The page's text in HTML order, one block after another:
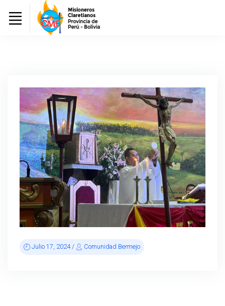
Julio 17, 2024 / Comunidad Bermejo